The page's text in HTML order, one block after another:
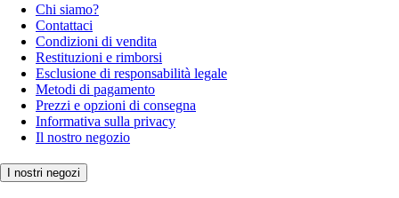
Chi siamo?
Contattaci
Condizioni di vendita
Restituzioni e rimborsi
Esclusione di responsabilità legale
Metodi di pagamento
Prezzi e opzioni di consegna
Informativa sulla privacy
Il nostro negozio
I nostri negozi